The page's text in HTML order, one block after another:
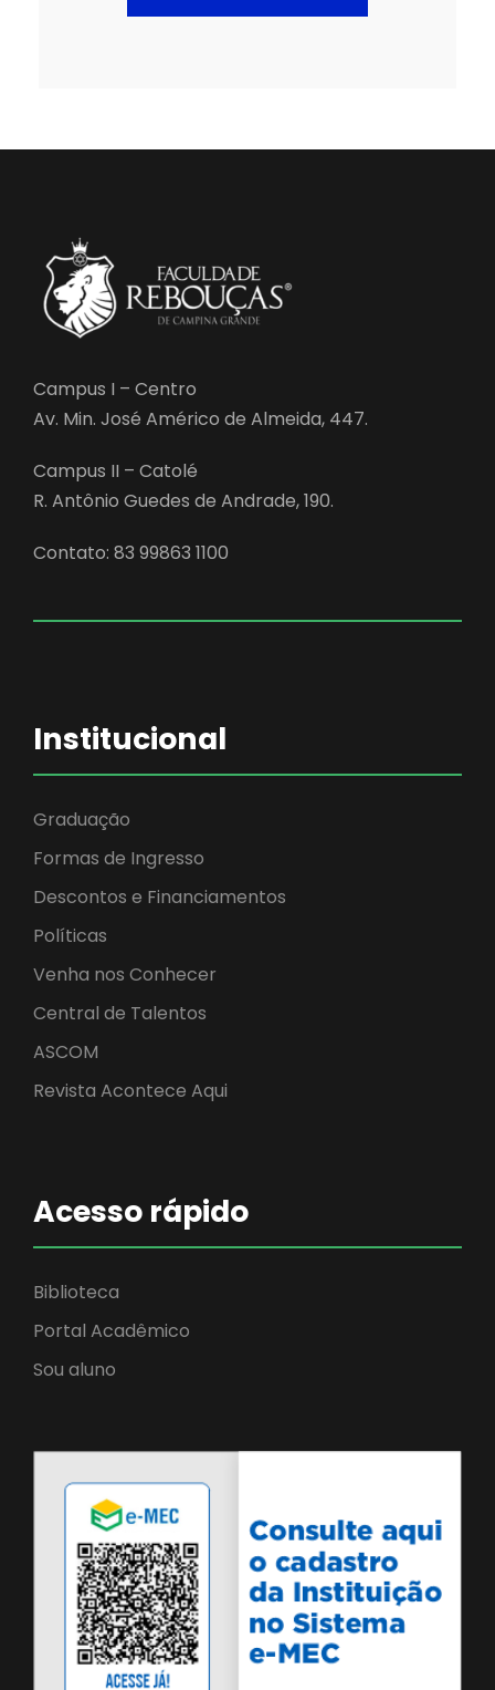
Campus I – Centro
Av. Min. José Américo de Almeida, 447.
Campus II – Catolé
R. Antônio Guedes de Andrade, 190.
Contato: 83 99863 1100
Institucional
Graduação
Formas de Ingresso
Descontos e Financiamentos
Políticas
Venha nos Conhecer
Central de Talentos
ASCOM
Revista Acontece Aqui
Acesso rápido
Biblioteca
Portal Acadêmico
Sou aluno